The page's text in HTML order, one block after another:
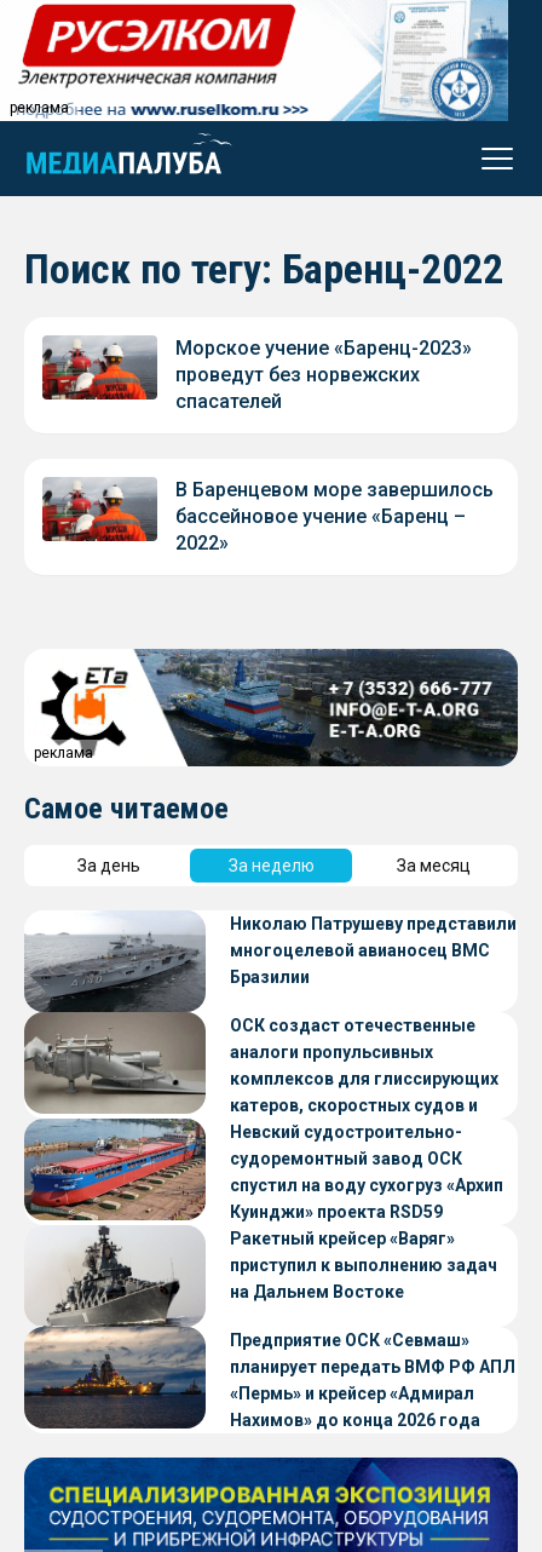
реклама
Поиск по тегу: Баренц-2022
Морское учение «Баренц-2023»
проведут без норвежских
спасателей
В Баренцевом море завершилось
бассейновое учение «Баренц –
2022»
реклама
Самое читаемое
За день За неделю За месяц
Николаю Патрушеву представили
многоцелевой авианосец ВМС
Бразилии
ОСК создаст отечественные
аналоги пропульсивных
комплексов для глиссирующих
катеров, скоростных судов и
судов с малой осадкой
Невский судостроительно-
судоремонтный завод ОСК
спустил на воду сухогруз «Архип
Куинджи» проекта RSD59
Ракетный крейсер «Варяг»
приступил к выполнению задач
на Дальнем Востоке
Предприятие ОСК «Севмаш»
планирует передать ВМФ РФ АПЛ
«Пермь» и крейсер «Адмирал
Нахимов» до конца 2026 года